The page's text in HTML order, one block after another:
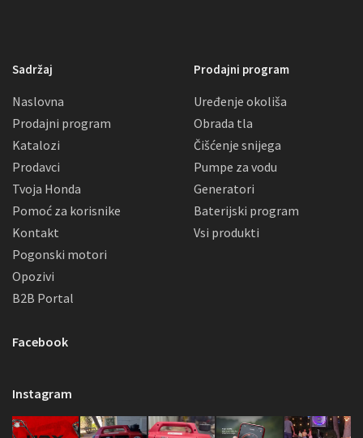
Sadržaj
Naslovna
Prodajni program
Katalozi
Prodavci
Tvoja Honda
Pomoć za korisnike
Kontakt
Pogonski motori
Opozivi
B2B Portal
Prodajni program
Uređenje okoliša
Obrada tla
Čišćenje snijega
Pumpe za vodu
Generatori
Baterijski program
Vsi produkti
Facebook
Instagram